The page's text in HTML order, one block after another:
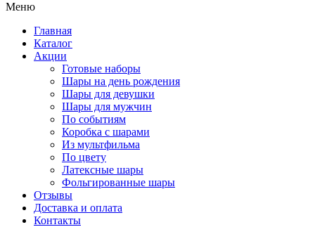
Меню
Главная
Каталог
Акции
Готовые наборы
Шары на день рождения
Шары для девушки
Шары для мужчин
По событиям
Коробка с шарами
Из мультфильма
По цвету
Латексные шары
Фольгированные шары
Отзывы
Доставка и оплата
Контакты